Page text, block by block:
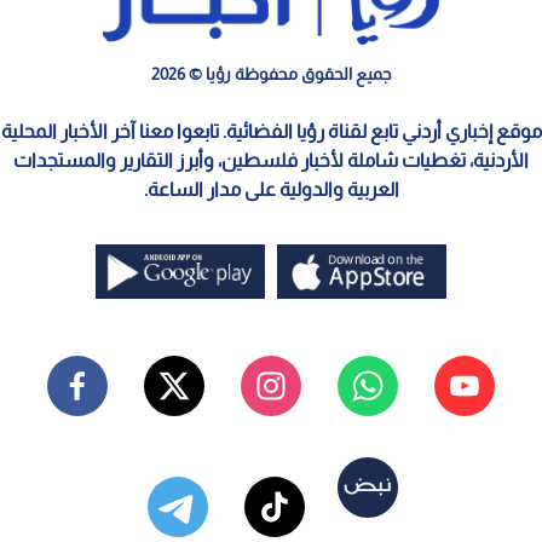
0
0
نصيب لمدة 3 مواسم
استمع للخبر:
رياضة
أعلن نادي الحسين اليوم الإثنين رسميا عن إتمام إجراءات التعاقد مع
المدافع الدولي عبدالله نصيب، ليمثل صفوف الفريق الأول لكرة